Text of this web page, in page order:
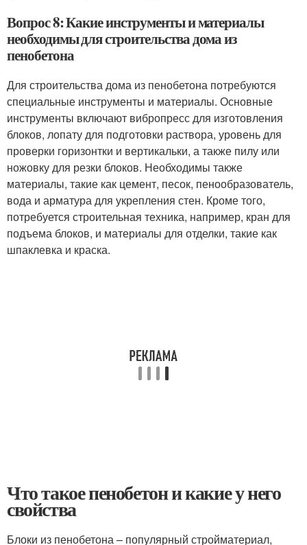
Вопрос 8: Какие инструменты и материалы
необходимы для строительства дома из
пенобетона
Для строительства дома из пенобетона потребуются
специальные инструменты и материалы. Основные
инструменты включают вибропресс для изготовления
блоков, лопату для подготовки раствора, уровень для
проверки горизонтки и вертикальки, а также пилу или
ножовку для резки блоков. Необходимы также
материалы, такие как цемент, песок, пенообразователь,
вода и арматура для укрепления стен. Кроме того,
потребуется строительная техника, например, кран для
подъема блоков, и материалы для отделки, такие как
шпаклевка и краска.
Что такое пенобетон и какие у него
свойства
Блоки из пенобетона – популярный стройматериал,